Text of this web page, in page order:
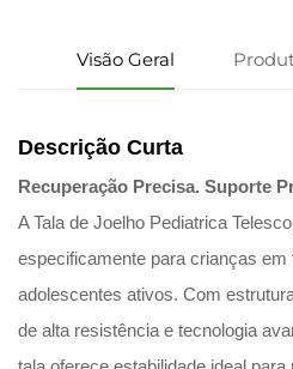
Visão Geral
Descrição Curta
Recuperação Precisa. Suporte
A Tala de Joelho Pediatrica
especificamente para crianças
adolescentes ativos. Com
de alta resistência e tecnologia